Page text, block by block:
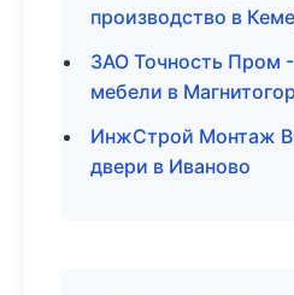
производство в
ЗАО Точность Пром
мебели в
ИнжСтрой Монтаж
двери в Иваново